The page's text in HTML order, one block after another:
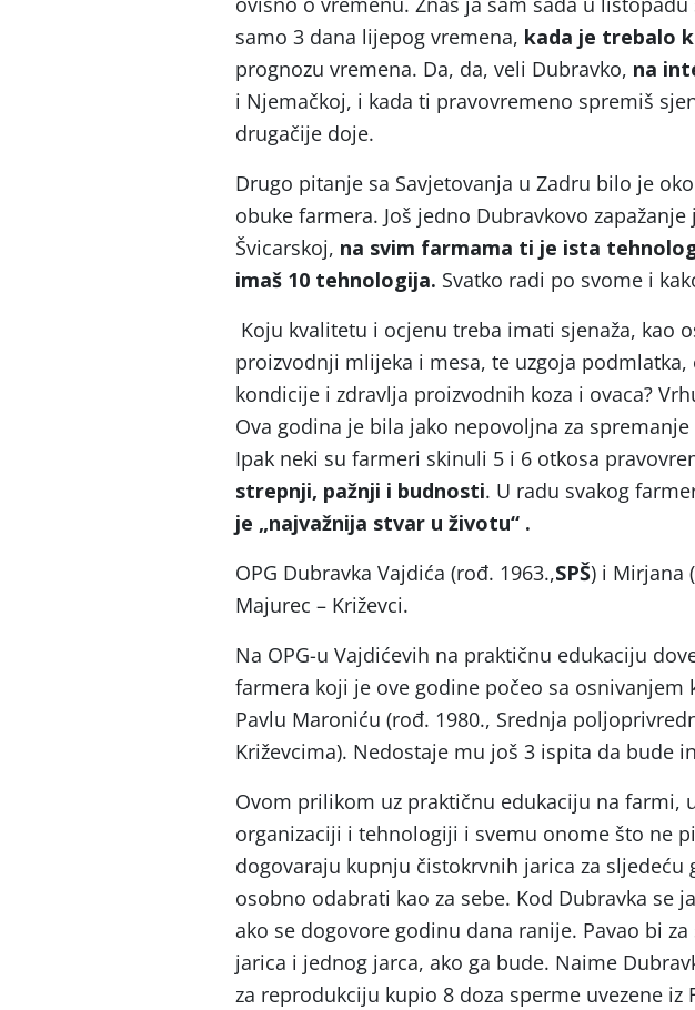
samo 3 dana lijepog vremena, kada je trebalo
prognozu vremena. Da, da, veli Dubravko, na
i Njemačkoj, i kada ti pravovremeno spremiš
drugačije doje.
Drugo pitanje sa Savjetovanja u Zadru bilo je
obuke farmera. Još jedno Dubravkovo
Švicarskoj, na svim farmama ti je ista
imaš 10 tehnologija. Svatko radi po svome i
Koju kvalitetu i ocjenu treba imati sjenaža, kao
proizvodnji mlijeka i mesa, te uzgoja
kondicije i zdravlja proizvodnih koza i ovaca?
Ova godina je bila jako nepovoljna za
Ipak neki su farmeri skinuli 5 i 6 otkosa
strepnji, pažnji i budnosti. U radu svakog
je „najvažnija stvar u životu“ .
OPG Dubravka Vajdića (rođ. 1963.,SPŠ) i Mirjana
Majurec – Križevci.
Na OPG-u Vajdićevih na praktičnu edukaciju
farmera koji je ove godine počeo sa osnivanjem
Pavlu Maroniću (rođ. 1980., Srednja
Križevcima). Nedostaje mu još 3 ispita da bude
Ovom prilikom uz praktičnu edukaciju na farmi,
organizaciji i tehnologiji i svemu onome što ne
dogovaraju kupnju čistokrvnih jarica za sljedeću
osobno odabrati kao za sebe. Kod Dubravka se
ako se dogovore godinu dana ranije. Pavao bi
jarica i jednog jarca, ako ga bude. Naime
za reprodukciju kupio 8 doza sperme uvezene iz